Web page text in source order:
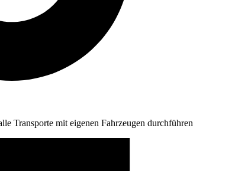
Transporte mit eigenen Fahrzeugen durchführen